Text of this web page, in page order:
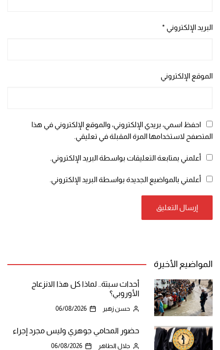
البريد الإلكتروني *
الموقع الإلكتروني
احفظ اسمي، بريدي الإلكتروني، والموقع الإلكتروني في هذا
المتصفح لاستخدامها المرة المقبلة في تعليقي.
أعلمني بمتابعة التعليقات بواسطة البريد الإلكتروني.
أعلمني بالمواضيع الجديدة بواسطة البريد الإلكتروني.
المواضيع الأخيرة
أحداث سبتة.. لماذا كل هذا الانزعاج
الأوروبي؟
حسن زهير 06/08/2026
حضور المحامي جوهري وليس مجرد إجراء
جلال الطاهر 06/08/2026